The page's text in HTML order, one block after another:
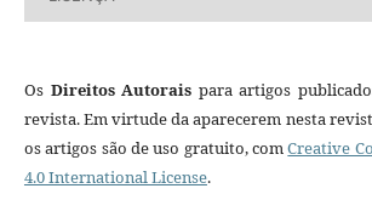
Os Direitos Autorais para artigos
revista. Em virtude da aparecerem nesta
os artigos são de uso gratuito, comCreative
4.0 International License.